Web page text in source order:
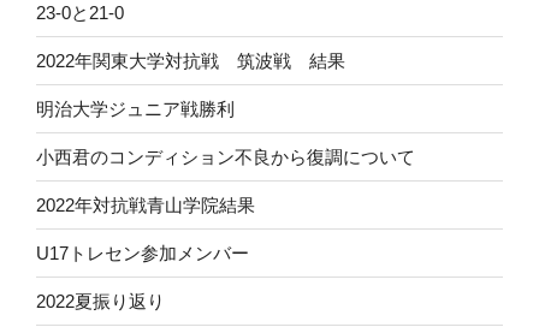
23-0と21-0
2022年関東大学対抗戦 筑波戦 結果
明治大学ジュニア戦勝利
小西君のコンディション不良から復調について
2022年対抗戦青山学院結果
U17トレセン参加メンバー
2022夏振り返り